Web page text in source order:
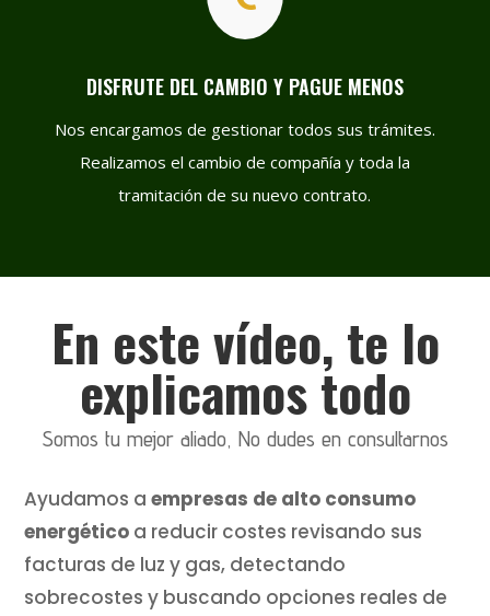
DISFRUTE DEL CAMBIO Y PAGUE MENOS
Nos encargamos de gestionar todos sus trámites.
Realizamos el cambio de compañía y toda la
tramitación de su nuevo contrato.
En este vídeo, te lo
explicamos todo
Somos tu mejor aliado, No dudes en consultarnos
Ayudamos aempresas de alto consumo
energético a reducir costes revisando sus
facturas de luz y gas, detectando
sobrecostes y buscando opciones reales de